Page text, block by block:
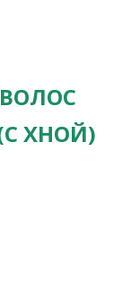
(С ХНОЙ)